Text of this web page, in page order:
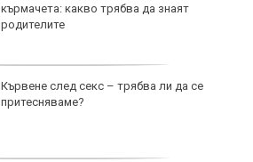
кърмачета: какво трябва да знаят
родителите
Кървене след секс – трябва ли да се
притесняваме?